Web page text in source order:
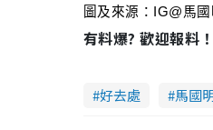
圖及來源：IG@馬
有料爆? 歡迎報
好去處 馬國